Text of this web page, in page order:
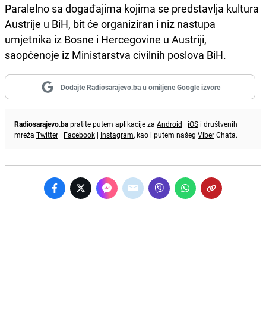
Paralelno sa događajima kojima se predstavlja kultura
Austrije u BiH, bit će organiziran i niz nastupa
umjetnika iz Bosne i Hercegovine u Austriji,
saopćenoje iz Ministarstva civilnih poslova BiH.
Dodajte Radiosarajevo.ba u omiljene Google izvore
Radiosarajevo.bapratite putem aplikacije za Android | iOS i društvenih
mreža Twitter | Facebook | Instagram, kao i putem našeg ViberChata.